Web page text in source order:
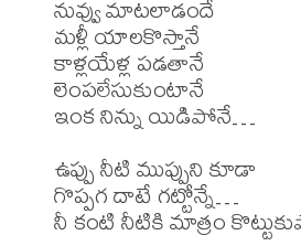
నువ్వు మాటలాడందే
మళ్లీ యాలకొస్తానే
కాళ్లయేళ్ల పడతానే
లెంపలేసుకుంటానే
ఇంక నిన్ను యిడిపోనే…
ఉప్పు నీటి ముప్పుని కూడా
గొప్పగ దాటే గట్టోన్నే…
నీ కంటి నీటికి మాత్రం